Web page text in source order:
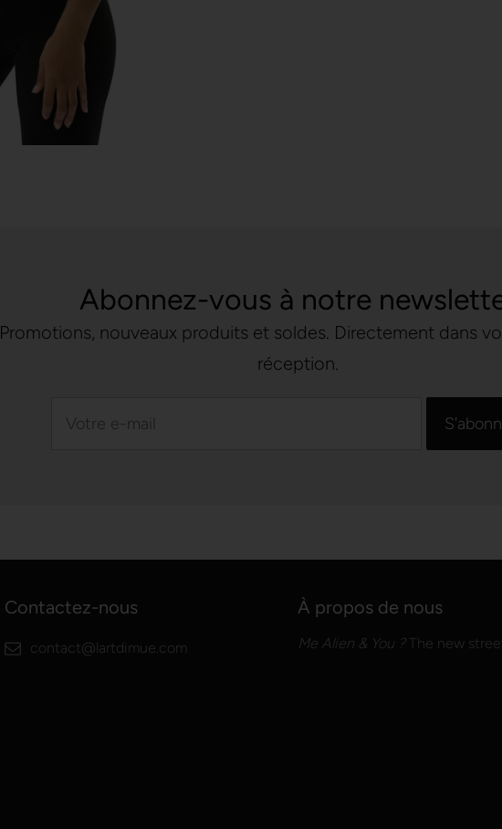
Abonnez-vous à notre
Promotions, nouveaux produits et soldes. Directement dans
réception.
Contactez-nous
contact@lartdimue.com
À propos de nous
Me Alien & You ?The new